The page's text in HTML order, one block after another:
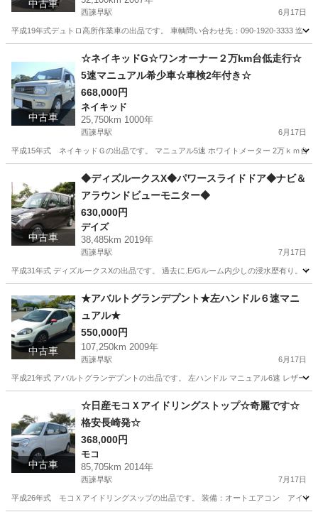
中古車
西諫早駅 6月17日
平成19年式デュトロ高所作業車の出品です。 車輌問い合わせ先：090-1920-3333 迄
西諫早駅 その他 デュトロ
中古車
☆ネイキッドG☆ワンオーナー２万km台低走行☆
5速マニュアル希少車☆車検2年付き☆
668,000円
ネイキッド
25,750km 1000年
西諫早駅 6月17日
平成15年式 ネイキッドＧの出品です。 マニュアル5速 ホワイトメーター 2万ｋｍ台
西諫早駅 ネイキッド オーナー
中古車
◆ディズルークスX◆パワースライドドア◆ナビ＆
アラウンドビューモニター◆
630,000円
デイズ
38,485km 2019年
西諫早駅 7月17日
平成31年式 ディズルークスXの出品です。 過去に.E/Gルーム内少しの浸水歴有り。
西諫早駅 デイズ 車両
中古車
★アバルトグランデプント★左ハンドル６速マニ
ュアル★
550,000円
107,250km 2009年
西諫早駅 6月17日
平成21年式 アバルトグランデプントの出品です。 左ハンドル マニュアル6速 レザー
西諫早駅 その他 左ハンドル
中古車
☆日産モコＸアイドリングストップ☆奇麗です☆
格安長崎発☆
368,000円
モコ
85,705km 2014年
西諫早駅 7月17日
平成26年式 モコＸアイドリングスップの出品です。 装備：オートエアコン アイ